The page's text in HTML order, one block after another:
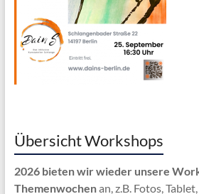
Übersicht Workshops
2026 bieten wir wieder unsere
Themenwochenan, z.B. Fotos,